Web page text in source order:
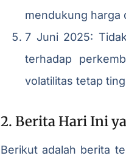
mendukung harga
7 Juni 2025:
terhadap
volatilitas tetap
2. Berita Hari Ini
Berikut adalah berita